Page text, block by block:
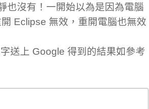
也沒有！一開始以為是因為電腦
Eclipse 無效，重開電腦也無效
送上 Google 得到的結果如參考